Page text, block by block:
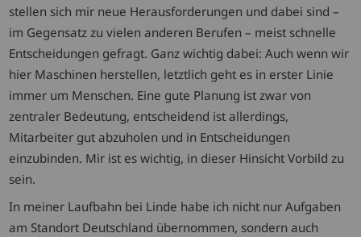
stellen sich mir neue Herausforderungen und dabei sind –
im Gegensatz zu vielen anderen Berufen – meist schnelle
Entscheidungen gefragt. Ganz wichtig dabei: Auch wenn wir
hier Maschinen herstellen, letztlich geht es in erster Linie
immer um Menschen. Eine gute Planung ist zwar von
zentraler Bedeutung, entscheidend ist allerdings,
Mitarbeiter gut abzuholen und in Entscheidungen
einzubinden. Mir ist es wichtig, in dieser Hinsicht Vorbild zu
sein.
In meiner Laufbahn bei Linde habe ich nicht nur Aufgaben
am Standort Deutschland übernommen, sondern auch